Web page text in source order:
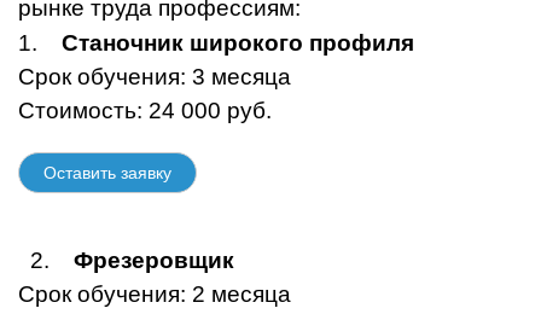
рынке труда профессиям:
1.
Станочник широкого профиля
Срок обучения: 3 месяца
Стоимость: 24 000 руб.
Оставить заявку
2.
Фрезеровщик
Срок обучения: 2 месяца